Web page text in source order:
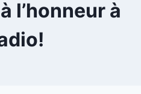
l’honneur à